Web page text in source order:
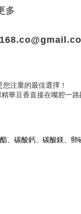
多
注重的最佳選擇！
郁精華豆香直接在嘴
、碳酸鈣、碳酸鎂、卵